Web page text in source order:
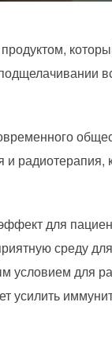
и радиотерапия,
для
среду
условием для
усилить